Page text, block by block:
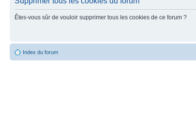
Êtes-vous sûr de vouloir supprimer tous les cookies de ce forum ?
Index du forum